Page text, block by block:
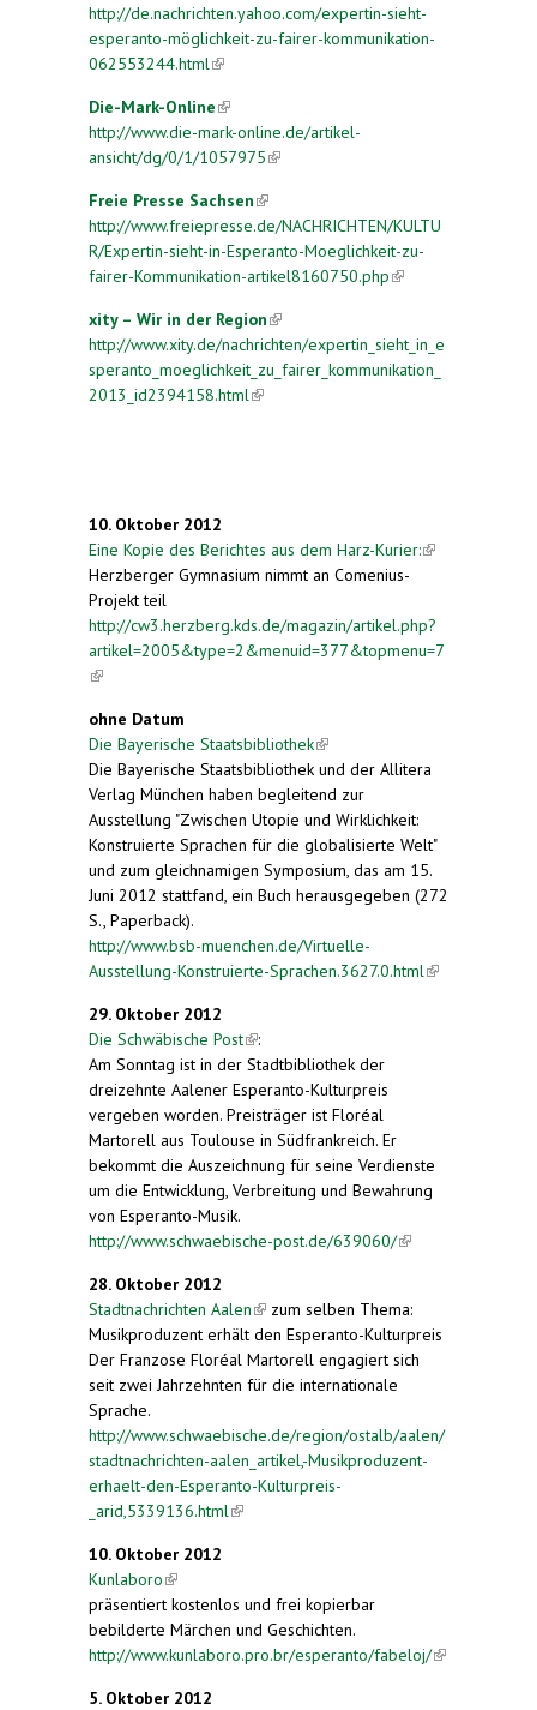
http://de.nachrichten.yahoo.com/expertin-sieht-
esperanto-möglichkeit-zu-fairer-kommunikation-
062553244.html (link is external)
Die-Mark-Online(link is external)
http://www.die-mark-online.de/artikel-
ansicht/dg/0/1/1057975(link is external)
Freie Presse Sachsen(link is external)
http://www.freiepresse.de/NACHRICHTEN/KULTU
R/Expertin-sieht-in-Esperanto-Moeglichkeit-zu-
fairer-Kommunikation-artikel8160750.php(link is
xity – Wir in der Region(link is external)
http://www.xity.de/nachrichten/expertin_sieht_in_e
speranto_moeglichkeit_zu_fairer_kommunikation_
2013_id2394158.html (link is external)
10. Oktober 2012
Eine Kopie des Berichtes aus dem Harz-Kurier:(link is
Herzberger Gymnasium nimmt an Comenius-
Projekt teil
http://cw3.herzberg.kds.de/magazin/artikel.php?
artikel=2005&type=2&menuid=377&topmenu=7
(link is external)
ohne Datum
Die Bayerische Staatsbibliothek(link is external)
Die Bayerische Staatsbibliothek und der Allitera
Verlag München haben begleitend zur
Ausstellung "Zwischen Utopie und Wirklichkeit:
Konstruierte Sprachen für die globalisierte Welt"
und zum gleichnamigen Symposium, das am 15.
Juni 2012 stattfand, ein Buch herausgegeben (272
S., Paperback).
http://www.bsb-muenchen.de/Virtuelle-
Ausstellung-Konstruierte-Sprachen.3627.0.html (link is
29. Oktober 2012
Die Schwäbische Post(link is external)
:
Am Sonntag ist in der Stadtbibliothek der
dreizehnte Aalener Esperanto-Kulturpreis
vergeben worden. Preisträger ist Floréal
Martorell aus Toulouse in Südfrankreich. Er
bekommt die Auszeichnung für seine Verdienste
um die Entwicklung, Verbreitung und Bewahrung
von Esperanto-Musik.
http://www.schwaebische-post.de/639060/(link is
28. Oktober 2012
Stadtnachrichten Aalen(link is external)
zum selben Thema:
Musikproduzent erhält den Esperanto-Kulturpreis
Der Franzose Floréal Martorell engagiert sich
seit zwei Jahrzehnten für die internationale
Sprache.
http://www.schwaebische.de/region/ostalb/aalen/
stadtnachrichten-aalen_artikel,-Musikproduzent-
erhaelt-den-Esperanto-Kulturpreis-
_arid,5339136.html (link is external)
10. Oktober 2012
Kunlaboro(link is external)
präsentiert kostenlos und frei kopierbar
bebilderte Märchen und Geschichten.
http://www.kunlaboro.pro.br/esperanto/fabeloj/(link is
5. Oktober 2012